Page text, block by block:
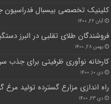
کلینیک تخصصی بیسبال فدراسیون
آبان ۲۶, ۱۴۰۰
فروشندگان طلای تقلبی در البرز
بهمن ۲۸, ۱۴۰۰
کارخانه نوآوری ظرفیتی برای جذب
دی ۱۰, ۱۴۰۰
راه اندازی مزارع گسترده تولید مرغ
دی ۲۳, ۱۴۰۰